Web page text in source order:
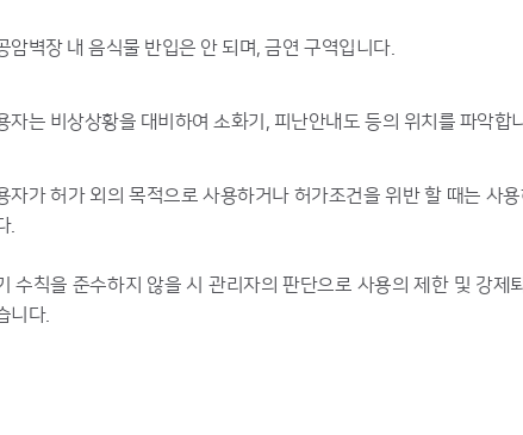
암벽장 내 음식물 반입은 안 되며, 금연 구역입니다.
자는 비상상황을 대비하여 소화기, 피난안내도 등의 위치를 파악합
자가 허가 외의 목적으로 사용하거나 허가조건을 위반 할 때는 사
.
수칙을 준수하지 않을 시 관리자의 판단으로 사용의 제한 및 강제
니다.